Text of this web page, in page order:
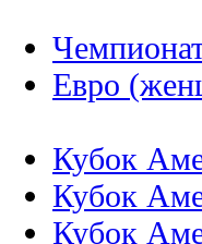
Евро
Кубок
Кубок
Кубок